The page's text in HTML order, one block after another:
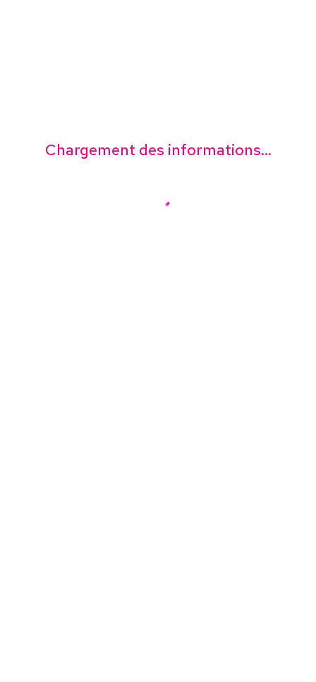
Chargement des informations...